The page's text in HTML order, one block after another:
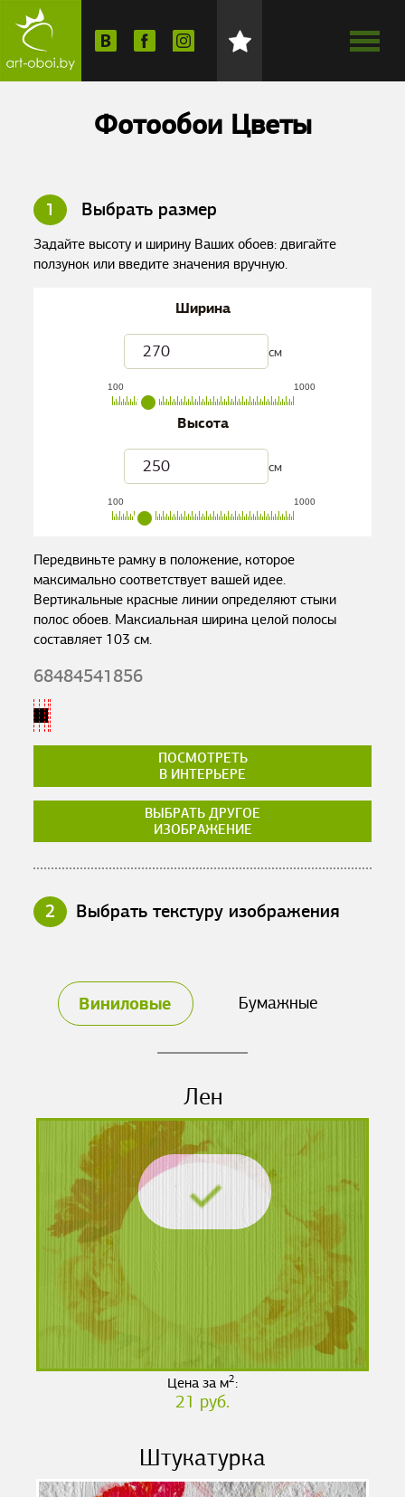
Фотообои Цветы
1 Выбрать размер
Задайте высоту и ширину Ваших обоев: двигайте
ползунок или введите значения вручную.
Ширина
см
100 1000
Высота
см
100 1000
Передвиньте рамку в положение, которое
максимально соответствует вашей идее.
Вертикальные красные линии определяют стыки
полос обоев. Максиальная ширина целой полосы
составляет 103 см.
68484541856
ПОСМОТРЕТЬ
В ИНТЕРЬЕРЕ
ВЫБРАТЬ ДРУГОЕ
ИЗОБРАЖЕНИЕ
2 Выбрать текстуру изображения
Виниловые Бумажные
Лен
Цена за м2:
21 руб.
Штукатурка